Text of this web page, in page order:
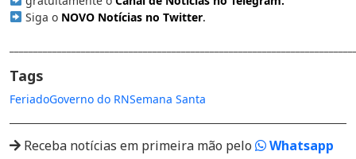
Siga o NOVO Notícias no Twitter.
Tags
FeriadoGoverno do RNSemana Santa
Receba notícias em primeira mão pelo
Whatsapp